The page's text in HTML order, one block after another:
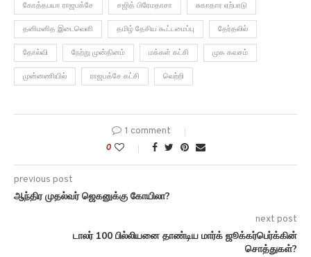
கோத்தபயா ராஜபக்சே சஜித் பிரேமதாசா சுகாதார ஏற்பாடு
தனிமனித இடைவெளி தமிழ் தேசிய கூட்டமைப்பு தேர்தலில்
தோல்வி நேற்று முன்தினம் மக்கள் கட்சி முக கவசம்
முன்னணியில் ராஜபக்சே கட்சி வெற்றி
1 comment
0
previous post
ஆந்திர முதல்வர் ஜெகனுக்கு கோயிலா?
next post
டாலர் 100 பில்லியனை தாண்டிய மார்க் ஜூக்கர்பெர்க்கின்
சொத்துகள்?